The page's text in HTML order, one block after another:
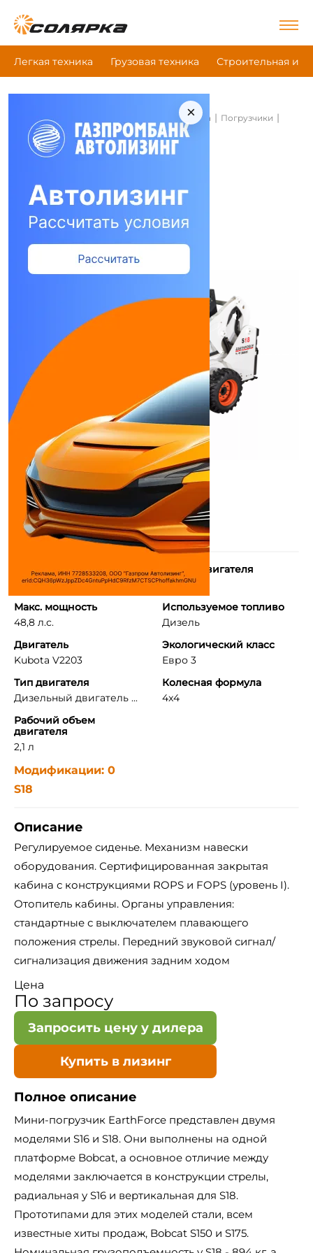
Легкая техника Грузовая техника Строительная и
×
Главная Строительная и дорожная техника | Погрузчики |
Earthforce S18
Погрузчики Earthforce S18
Количество цилиндров
Объем двигателя
2197 см³
Макс. мощность
48,8 л.с.
Используемое топливо
Дизель
Двигатель
Kubota V2203
Экологический класс
Евро 3
Тип двигателя
Дизельный двигатель ...
Колесная формула
4x4
Рабочий объем
двигателя
2,1 л
Модификации: 0
S18
Описание
Регулируемое сиденье. Механизм навески
оборудования. Сертифицированная закрытая
кабина с конструкциями ROPS и FOPS (уровень I).
Отопитель кабины. Органы управления:
стандартные с выключателем плавающего
положения стрелы. Передний звуковой сигнал/
сигнализация движения задним ходом
Цена
По запросу
Запросить цену у дилера
Купить в лизинг
Полное описание
Мини-погрузчик EarthForce представлен двумя
моделями S16 и S18. Они выполнены на одной
платформе Bobcat, а основное отличие между
моделями заключается в конструкции стрелы,
радиальная у S16 и вертикальная для S18.
Прототипами для этих моделей стали, всем
известные хиты продаж, Bobcat S150 и S175.